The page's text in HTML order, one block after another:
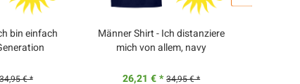
bin einfach
€ *
Männer Shirt - Ich distanziere
mich von allem, navy
26,21 € * 34,95 € *